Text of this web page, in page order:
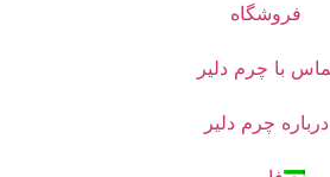
فروشگاه
با چرم دلیر
درباره چرم دلیر